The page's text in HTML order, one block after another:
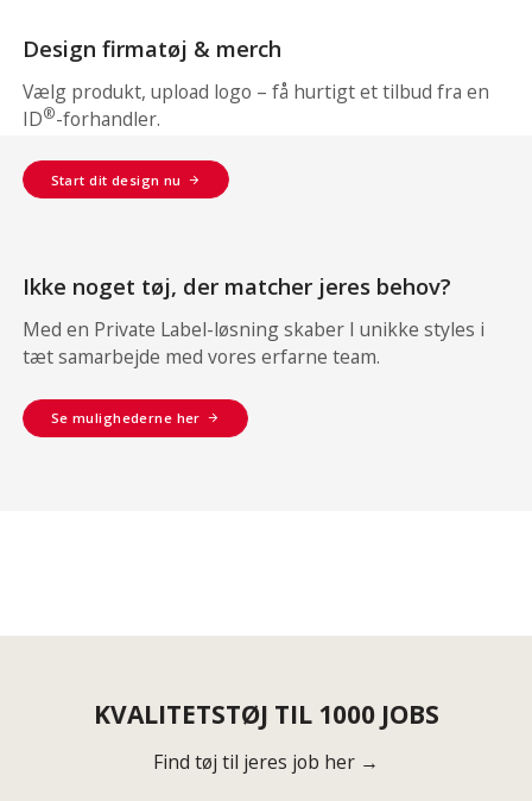
Design firmatøj & merch
Vælg produkt, upload logo – få hurtigt et tilbud fra en
ID®-forhandler.
Start dit design nu
Ikke noget tøj, der matcher jeres behov?
Med en Private Label-løsning skaber I unikke styles i
tæt samarbejde med vores erfarne team.
Se mulighederne her
KVALITETSTØJ TIL 1000 JOBS
Find tøj til jeres job her →